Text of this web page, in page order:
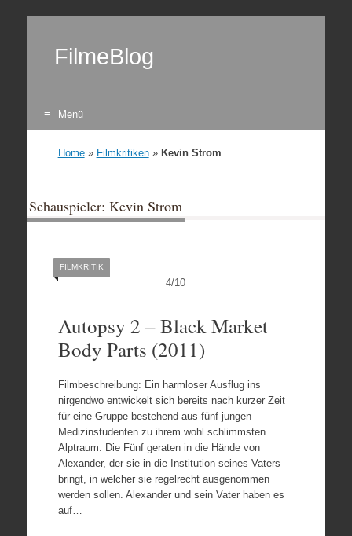
FilmeBlog
Menü
Home» Filmkritiken» Kevin Strom
Schauspieler: Kevin Strom
4/10
FILMKRITIK
Autopsy 2 – Black Market
Body Parts (2011)
Filmbeschreibung: Ein harmloser Ausflug ins
nirgendwo entwickelt sich bereits nach kurzer Zeit
für eine Gruppe bestehend aus fünf jungen
Medizinstudenten zu ihrem wohl schlimmsten
Alptraum. Die Fünf geraten in die Hände von
Alexander, der sie in die Institution seines Vaters
bringt, in welcher sie regelrecht ausgenommen
werden sollen. Alexander und sein Vater haben es
auf…